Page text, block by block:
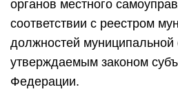
органов местного
соответствии с реестром
должностей
утверждаемым законом
Федерации.